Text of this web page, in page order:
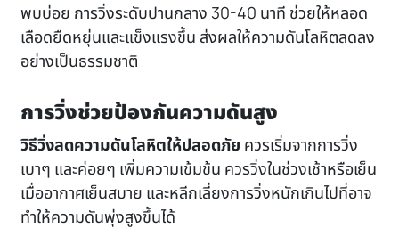
พบบ่อย การวิ่งระดับปานกลาง 30-40 นาที ช่วยให้หลอด
เลือดยืดหยุ่นและแข็งแรงขึ้น ส่งผลให้ความดันโลหิตลดลง
อย่างเป็นธรรมชาติ
การวิ่งช่วยป้องกันความดันสูง
วิธีวิ่งลดความดันโลหิตให้ปลอดภัย ควรเริ่มจากการวิ่ง
เบาๆ และค่อยๆ เพิ่มความเข้มข้น ควรวิ่งในช่วงเช้าหรือเย็น
เมื่ออากาศเย็นสบาย และหลีกเลี่ยงการวิ่งหนักเกินไปที่อาจ
ทำให้ความดันพุ่งสูงขึ้นได้